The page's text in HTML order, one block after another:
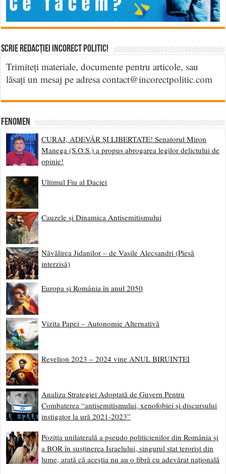
Scrie Redacției Incorect Politic!
Trimiteți materiale, documente pentru articole, sau
lăsați un mesaj pe adresa contact@incorectpolitic.com
Fenomen
CURAJ, ADEVĂR ȘI LIBERTATE! Senatorul Miron
Manega (S.O.S.) a propus abrogarea legilor delictului de
opinie!
Ultimul Fiu al Daciei
Cauzele și Dinamica Antisemitismului
Năvălirea Jidanilor – de Vasile Alecsandri (Piesă
interzisă)
Europa și România în anul 2050
Vizita Papei – Autonomie Alternativă
Revelion 2023 – 2024 vine ANUL BIRUINȚEI
Analiza Strategiei Adoptată de Guvern Pentru
Combaterea “antisemitismului, xenofobiei și discursului
instigator la ură 2021-2023”
Poziția unilaterală a pseudo politicienilor din România și
a BOR în susținerea Israelului, singurul stat terorist din
lume, arată că aceștia nu au o fibră cu adevărat națională